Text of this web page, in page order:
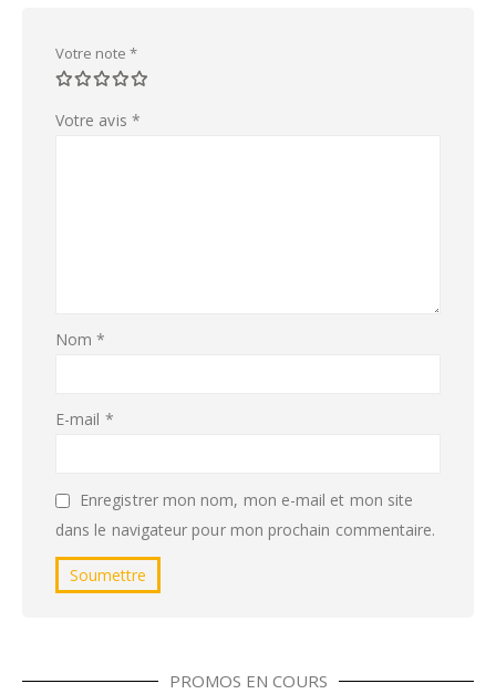
Votre note *
Votre avis *
Nom*
E-mail *
Enregistrer mon nom, mon e-mail et mon site
dans le navigateur pour mon prochain commentaire.
PROMOS EN COURS